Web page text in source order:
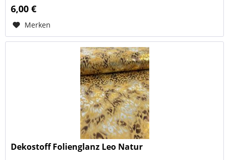
6,00 €
Merken
Dekostoff Folienglanz Leo Natur